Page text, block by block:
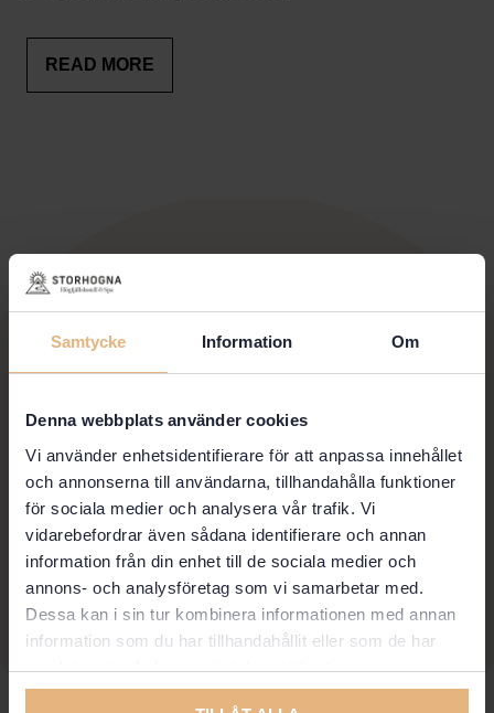
Samtycke Information Om
Denna webbplats använder cookies
Vi använder enhetsidentifierare för att anpassa innehållet
och annonserna till användarna, tillhandahålla funktioner
för sociala medier och analysera vår trafik. Vi
vidarebefordrar även sådana identifierare och annan
information från din enhet till de sociala medier och
annons- och analysföretag som vi samarbetar med.
Dessa kan i sin tur kombinera informationen med annan
information som du har tillhandahållit eller som de har
samlat in när du har använt deras tjänster.
READ MORE